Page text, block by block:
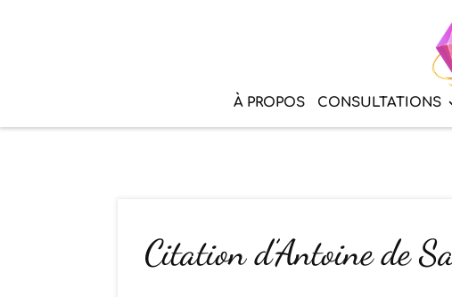
À PROPOS CONSULTATIONS
Citation d’Antoine de